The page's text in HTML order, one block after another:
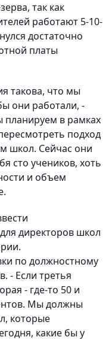
так как
работают 5-10-
достаточно
платы
такова, что мы
они работали, -
планируем в рамках
подход
школ. Сейчас они
сто учеников, хоть
и объем
директоров школ
по должностному
- Если третья
- где-то 50 и
Мы должны
которые
какие бы у